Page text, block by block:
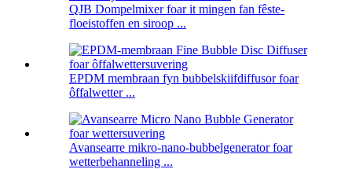
QJB Dompelmixer foar it mingen fan fêste-
floeistoffen en siroop ...
EPDM membraan fyn bubbelskiifdiffusor foar
ôffalwetter ...
Avansearre mikro-nano-bubbelgenerator foar
wetterbehanneling ...